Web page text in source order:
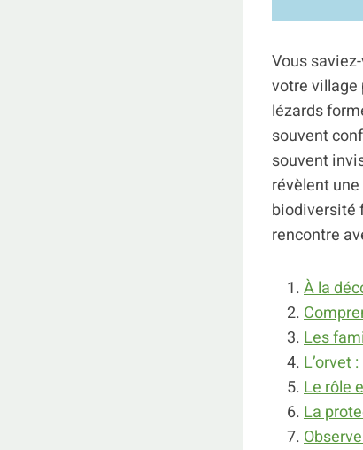
Vous
votre village
lézards
souvent
souvent
révèlent
biodiversité
rencontre
À la
Les
L’orvet
Le rôle
La